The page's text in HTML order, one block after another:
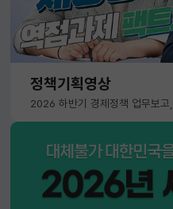
정책기획영상
2026 하반기 경제정책 업무보